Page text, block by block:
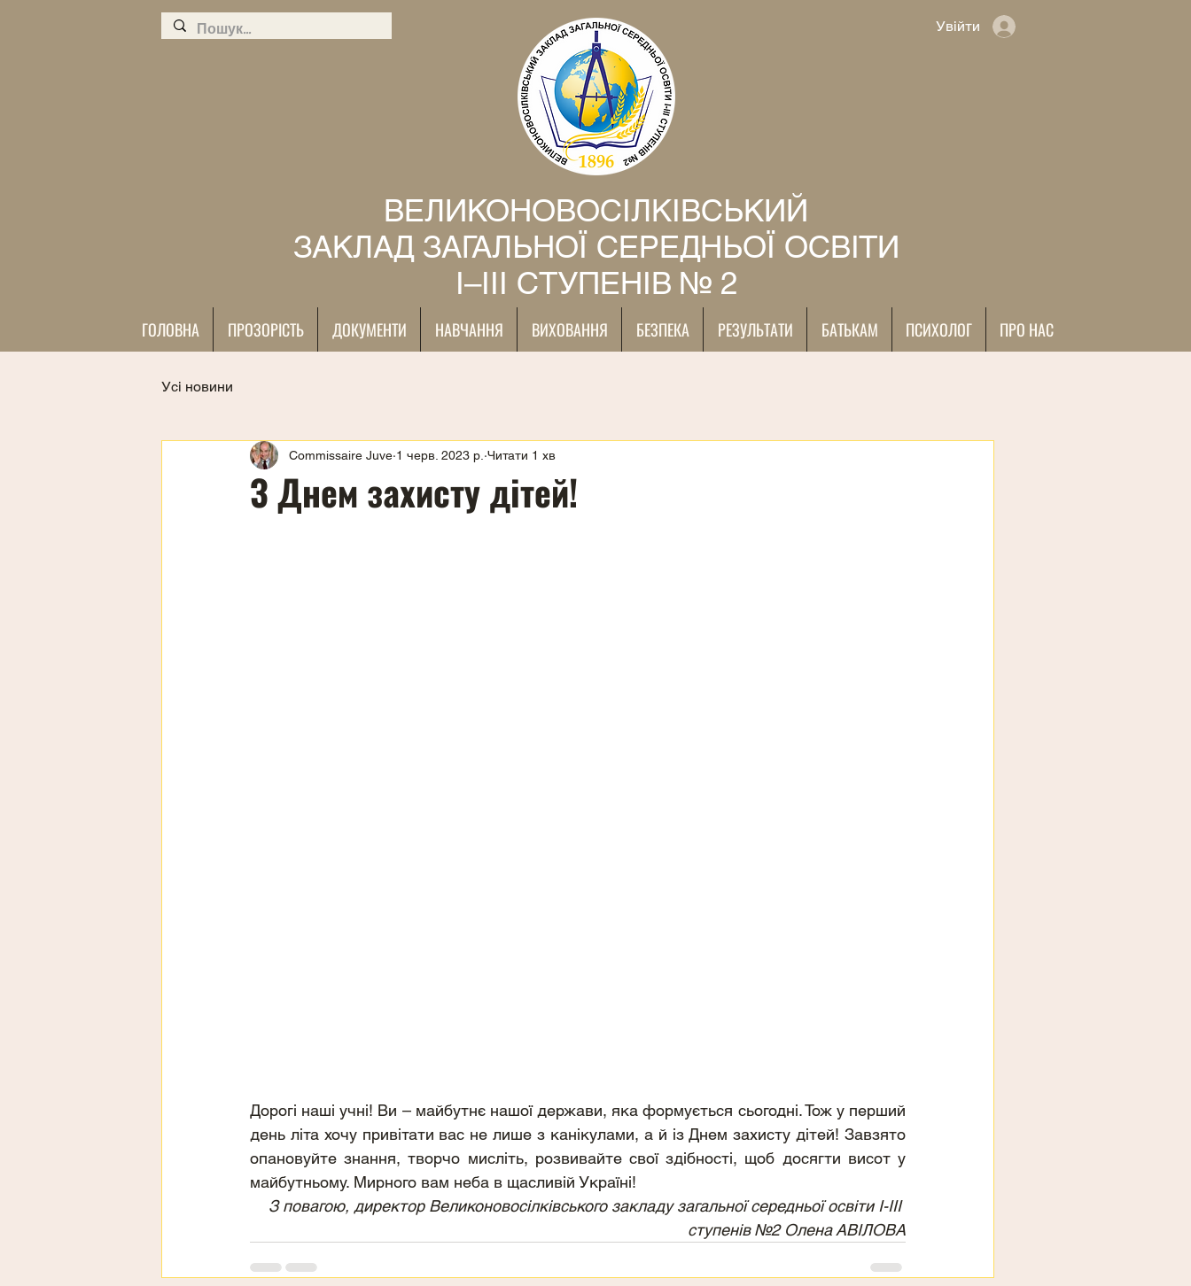
Увійти
ВЕЛИКОНОВОСІЛКІВСЬКИЙ
ЗАКЛАД ЗАГАЛЬНОЇ СЕРЕДНЬОЇ ОСВІТИ
І–ІІІ СТУПЕНІВ № 2
ГОЛОВНА ПРОЗОРІСТЬ ДОКУМЕНТИ НАВЧАННЯ ВИХОВАННЯ БЕЗПЕКА РЕЗУЛЬТАТИ БАТЬКАМ ПСИХОЛОГ ПРО НАС
Усі новини
З Днем захисту дітей!
Commissaire Juve 1 черв. 2023 р. Читати 1 хв
Дорогі наші учні! Ви – майбутнє нашої держави, яка формується сьогодні. Тож у перший
день літа хочу привітати вас не лише з канікулами, а й із Днем захисту дітей! Завзято
опановуйте знання, творчо мисліть, розвивайте свої здібності, щоб досягти висот у
майбутньому. Мирного вам неба в щасливій Україні!
З повагою, директор Великоновосілківського закладу загальної середньої освіти І-ІІІ
ступенів №2 Олена АВІЛОВА